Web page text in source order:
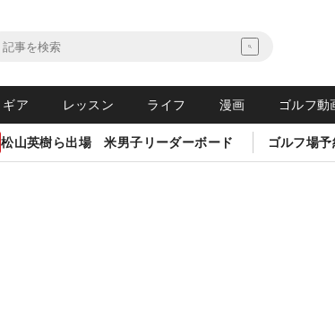
ギア レッスン ライフ 漫画 ゴルフ動
松山英樹ら出場 米男子リーダーボード ゴルフ場